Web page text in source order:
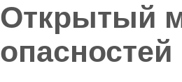
Открытый
опасностей